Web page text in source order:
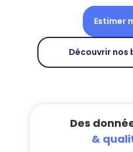
Estimer
Découvrir nos
Des
&